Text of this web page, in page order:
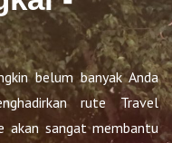
belum banyak Anda
rute Travel
akan sangat membantu